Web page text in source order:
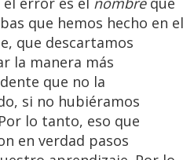
que hemos hecho en el
que descartamos
la manera más
que no la
si no hubiéramos
lo tanto, eso que
en verdad pasos